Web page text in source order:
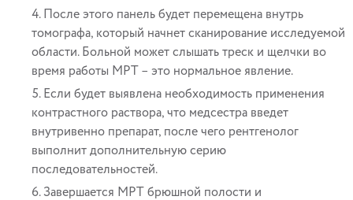
После этого панель будет перемещена внутрь
томографа, который начнет сканирование исследуемой
области. Больной может слышать треск и щелчки во
время работы МРТ – это нормальное явление.
Если будет выявлена необходимость применения
контрастного раствора, что медсестра введет
внутривенно препарат, после чего рентгенолог
выполнит дополнительную серию
последовательностей.
Завершается МРТ брюшной полости и